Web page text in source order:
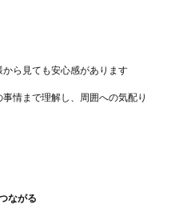
ら見ても安心感があります
情まで理解し、周囲への気配り
ながる